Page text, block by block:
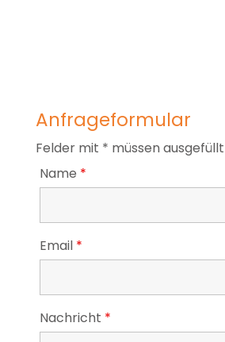
Anfrageformular
Felder mit * müssen
Name *
Email *
Nachricht *